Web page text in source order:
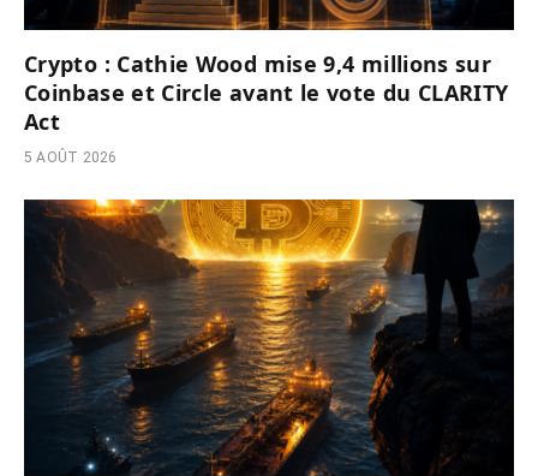
Crypto : Cathie Wood mise 9,4 millions sur
Coinbase et Circle avant le vote du CLARITY
Act
5 AOÛT 2026